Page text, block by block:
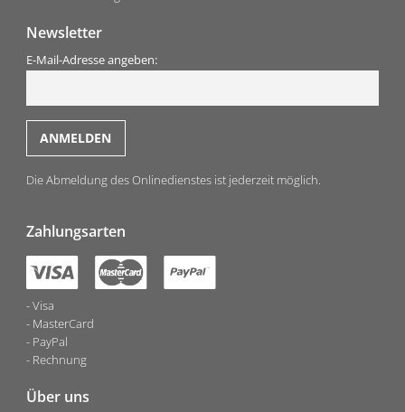
Newsletter
E-Mail-Adresse angeben:
Die Abmeldung des Onlinedienstes ist jederzeit möglich.
Zahlungsarten
Visa
MasterCard
PayPal
Rechnung
Über uns